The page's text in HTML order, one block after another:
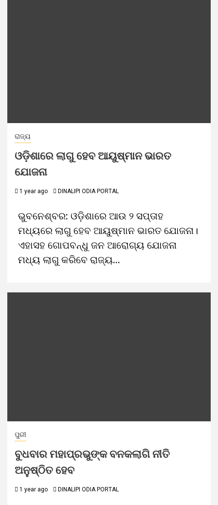
ରାଜ୍ୟ
ଓଡ଼ିଶାରେ ଲାଗୁ ହେବ ଆୟୁଷ୍ମାନ ଭାରତ
ଯୋଜନା
1 year ago DINALIPI ODIA PORTAL
ଭୁବନେଶ୍ବର: ଓଡ଼ିଶାରେ ଆଉ ୨ ସପ୍ତାହ
ମଧ୍ୟରେ ଲାଗୁ ହେବ ଆୟୁଷ୍ମାନ ଭାରତ ଯୋଜନା।
ଏହାସହ ଗୋପବନ୍ଧୁ ଜନ ଆରୋଗ୍ୟ ଯୋଜନା
ମଧ୍ୟ ଲାଗୁ କରିବେ ରାଜ୍ୟ...
ପୁରୀ
ବୁଧବାର ମହାପ୍ରଭୁଙ୍କ ବନକଲାଗି ନୀତି
ଅନୁଷ୍ଠିତ ହେବ
1 year ago DINALIPI ODIA PORTAL